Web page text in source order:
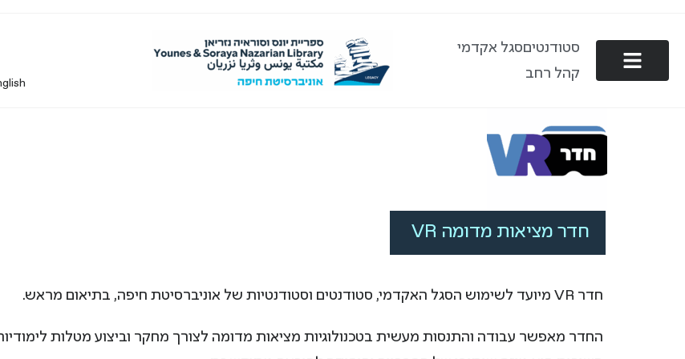
סטודנטיםסגל אקדמי
קהל רחב
חדר מציאות מדומה VR
חדר VR מיועד לשימוש הסגל האקדמי, סטודנטים וסטודנטיות של אוניברסיטת חיפה, בתיאום מראש.
החדר מאפשר עבודה והתנסות מעשית בטכנולוגיות מציאות מדומה לצורך מחקר וביצוע מטלות